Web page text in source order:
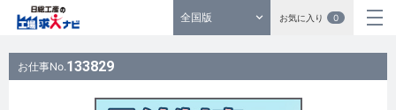
全国版 お気に入り 0
お仕事No.133829